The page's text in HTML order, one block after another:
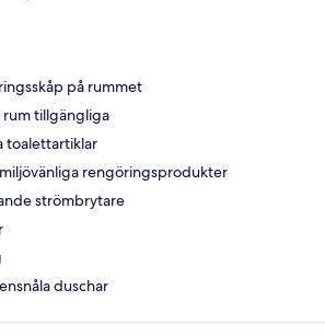
på rummet
tillgängliga
toalettartiklar
rengöringsprodukter
strömbrytare
duschar